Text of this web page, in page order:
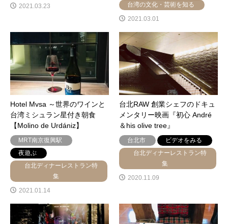
2021.03.23
台湾の文化・芸術を知る
2021.03.01
Hotel Mvsa ～世界のワインと
台湾ミシュラン星付き朝食
【Molino de Urdániz】
MRT南京復興駅
夜遊ぶ
台北ディナーレストラン特
集
2021.01.14
台北RAW 創業シェフのドキュ
メンタリー映画『初心 André
＆his olive tree』
台北市
ビデオをみる
台北ディナーレストラン特
集
2020.11.09